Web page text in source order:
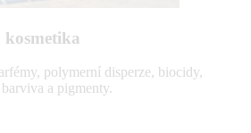
polymerní disperze, biocidy,
a pigmenty.